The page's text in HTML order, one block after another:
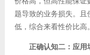
题导致的业务损失。
低，综合来看性价比高。
正确认知二：应用